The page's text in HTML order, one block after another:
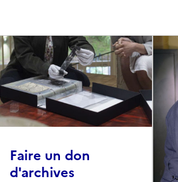
Faire un don
d'archives